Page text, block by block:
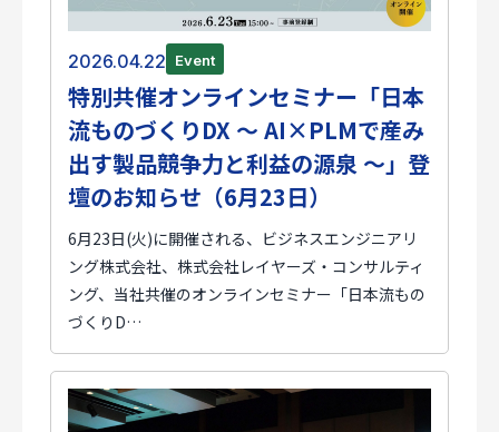
2026.04.22 Event
特別共催オンラインセミナー「日本
流ものづくりDX ～ AI×PLMで産み
出す製品競争力と利益の源泉 ～」登
壇のお知らせ（6月23日）
6月23日(火)に開催される、ビジネスエンジニアリ
ング株式会社、株式会社レイヤーズ・コンサルティ
ング、当社共催のオンラインセミナー「日本流もの
づくりD…